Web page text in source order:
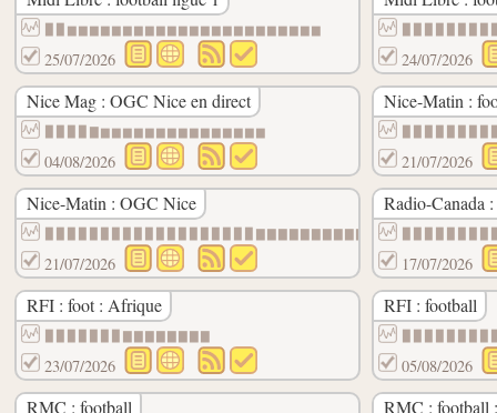
▉▉▆▆▆▆▆▆▆▆▆▆▆▆▆▆▆▆▆▆▆▆▆▆▆
25/07/2026 24/07/2026
Nice Mag : OGC Nice en direct
▉▉▉▉▇▆▆▆▆▆▆▆▆▆▆▆▆▆▆▆
04/08/2026
Nice-Matin :
21/07/2026
Nice-Matin : OGC Nice
21/07/2026
Radio-Canada
17/07/2026
RFI : foot : Afrique
▉▉▉▉▉▉▉▇▇▇▇▇▇▇▇
23/07/2026
RFI : football
05/08/2026
RMC : football RMC : football